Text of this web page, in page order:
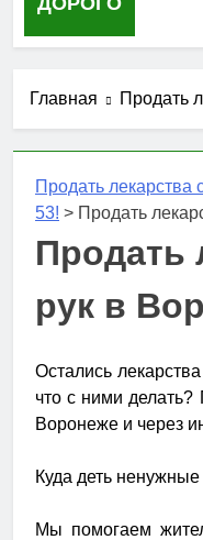
Главная Продать
Продать лекарства
53! > Продать
Продать
рук в
Остались
что с ними
Воронеже и через
Куда деть
Мы помогаем